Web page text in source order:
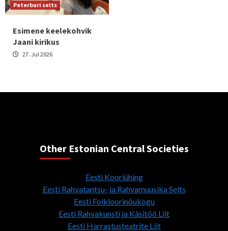
Peterburi selts
Esimene keelekohvik
Jaani kirikus
27. Jul 2026
Other Estonian Central Societies
Eesti Kooriühing
Eesti Rahvatantsu- ja Rahvamuusika Selts
Eesti Folkloorinõukogu
Eesti Rahvakunsti ja Käsitöö Liit
Eesti Harrastusteatrite Liit